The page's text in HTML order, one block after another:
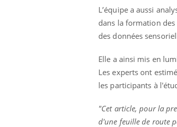
L’équipe a aussi
dans la formation
des données
Elle a ainsi mis en
Les experts ont
les participants à
"Cet article, pour la
d'une feuille de route
Carence en fer :
Youtube
même alopécie… Les symptômes
carence en fer sont multiples ce